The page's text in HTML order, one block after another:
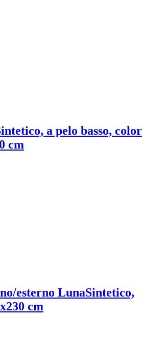
a pelo basso, color
cm
esterno LunaSintetico,
cm